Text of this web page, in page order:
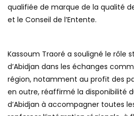
qualifiée de marque de la qualité
et le Conseil de l’Entente.
Kassoum Traoré a souligné le rôle
d’Abidjan dans les échanges
région, notamment au profit des
en outre, réaffirmé la disponibilité
d’Abidjan à accompagner toutes